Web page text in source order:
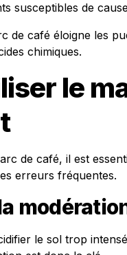
susceptibles de
de café éloigne les
chimiques.
le
de café, il est
erreurs fréquentes.
le sol trop